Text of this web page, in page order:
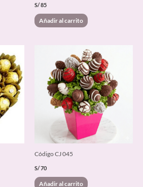
S/85
Añadir al carrito
Código CJ 045
S/70
Añadir al carrito